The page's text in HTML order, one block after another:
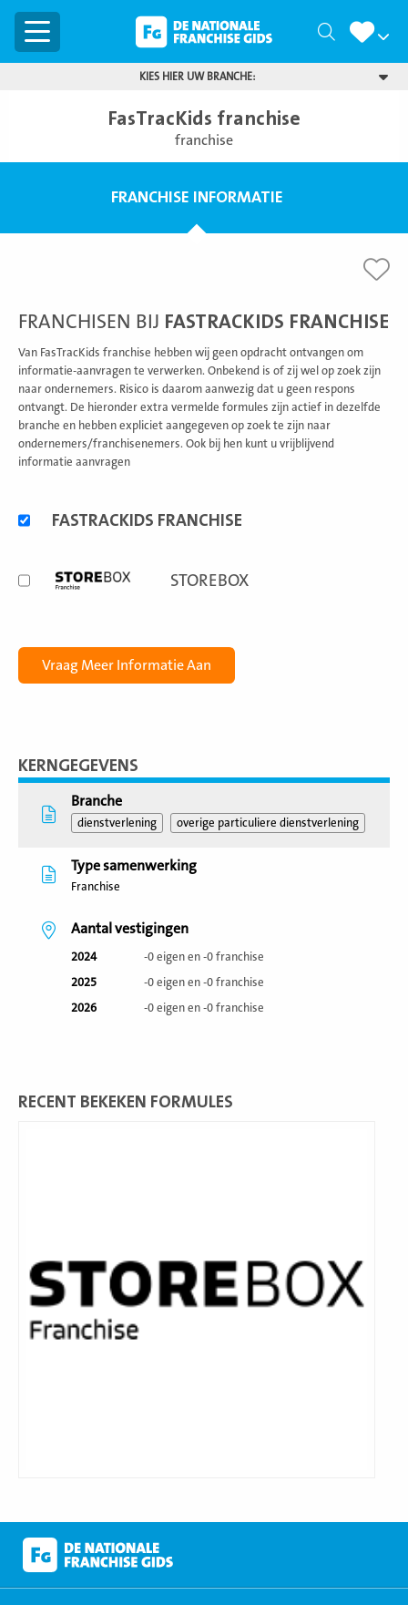
Menu Zoeken
KIES HIER UW BRANCHE:
FasTracKids franchise
franchise
FRANCHISE INFORMATIE
FRANCHISEN BIJ FASTRACKIDS FRANCHISE
Van FasTracKids franchise hebben wij geen opdracht ontvangen om
informatie-aanvragen te verwerken. Onbekend is of zij wel op zoek zijn
naar ondernemers. Risico is daarom aanwezig dat u geen respons
ontvangt. De hieronder extra vermelde formules zijn actief in dezelfde
branche en hebben expliciet aangegeven op zoek te zijn naar
ondernemers/franchisenemers. Ook bij hen kunt u vrijblijvend
informatie aanvragen
formulesFASTRACKIDS FRANCHISE
STOREBOX
KERNGEGEVENS
Branche
dienstverlening overige particuliere dienstverlening
Type samenwerking
Franchise
Aantal vestigingen
2024
-0 eigen en -0 franchise
2025
-0 eigen en -0 franchise
2026
-0 eigen en -0 franchise
RECENT BEKEKEN FORMULES